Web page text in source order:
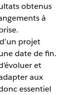
obtenus
à
projet
date de fin.
et
aux
essentiel